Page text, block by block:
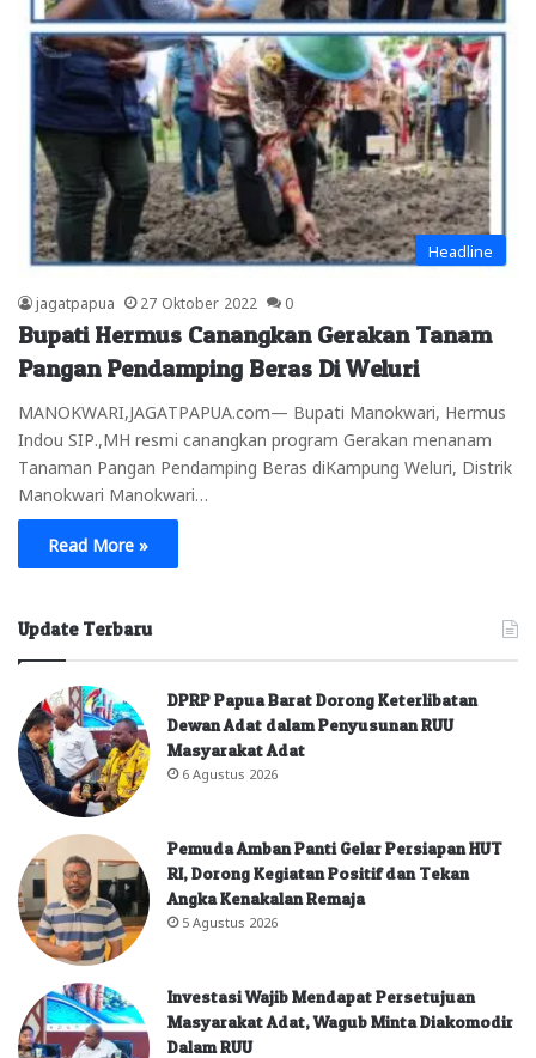
Headline
jagatpapua 27 Oktober 2022 0
Bupati Hermus Canangkan Gerakan Tanam
Pangan Pendamping Beras Di Weluri
MANOKWARI,JAGATPAPUA.com— Bupati Manokwari, Hermus
Indou SIP.,MH resmi canangkan program Gerakan menanam
Tanaman Pangan Pendamping Beras diKampung Weluri, Distrik
Manokwari Manokwari…
Read More »
Update Terbaru
DPRP Papua Barat Dorong Keterlibatan
Dewan Adat dalam Penyusunan RUU
Masyarakat Adat
6 Agustus 2026
Pemuda Amban Panti Gelar Persiapan HUT
RI, Dorong Kegiatan Positif dan Tekan
Angka Kenakalan Remaja
5 Agustus 2026
Investasi Wajib Mendapat Persetujuan
Masyarakat Adat, Wagub Minta Diakomodir
Dalam RUU